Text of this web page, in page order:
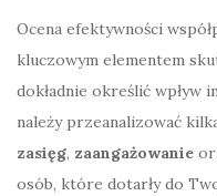
Ocena efektywności
kluczowym elementem
dokładnie określić wpływ
należy przeanalizować
zasięg, zaangażowanie
osób, które dotarły do